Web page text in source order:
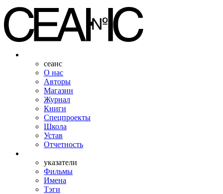
сеанс
О нас
Авторы
Магазин
Журнал
Книги
Спецпроекты
Школа
Устав
Отчетность
указатели
Фильмы
Имена
Тэги